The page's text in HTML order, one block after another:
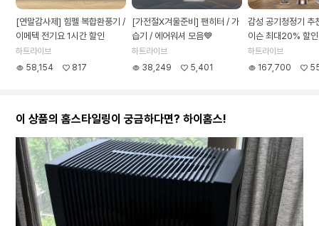
[연말감사제] 힘펠 복합환풍기 /
이메텍 전기요 1시간 할인
하트라이브
58,154
817
[가전절X겨울준비] 팬히터 / 가
습기 / 에어워셔 모음💙
하트라이브
38,249
5,401
감성 공기청정기 추
이슨 최대20% 할
하트라이브
167,700
이 상품의 홈스타일링이 궁금하다면? 하이홈스!